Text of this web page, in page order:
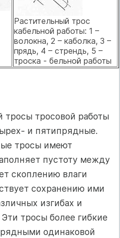
Растительный трос
кабельной работы: 1 –
волокна, 2 – каболка, 3 –
прядь, 4 – стрендь, 5 –
троска - бельной работы
тросы тросовой работы
и пятипрядные.
тросы имеют
пустоту между
скоплению влаги
сохранению ими
изгибах и
тросы более гибкие
одинаковой